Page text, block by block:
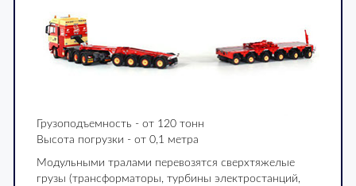
Грузоподъемность - от 120 тонн
Высота погрузки - от 0,1 метра
Модульными тралами перевозятся сверхтяжелые
грузы (трансформаторы, турбины электростанций,